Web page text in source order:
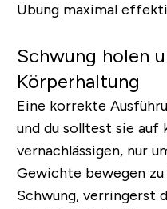
Übung maximal
Schwung holen
Körperhaltung
Eine korrekte
und du solltest sie auf
vernachlässigen, nur
Gewichte bewegen
Schwung, verringerst